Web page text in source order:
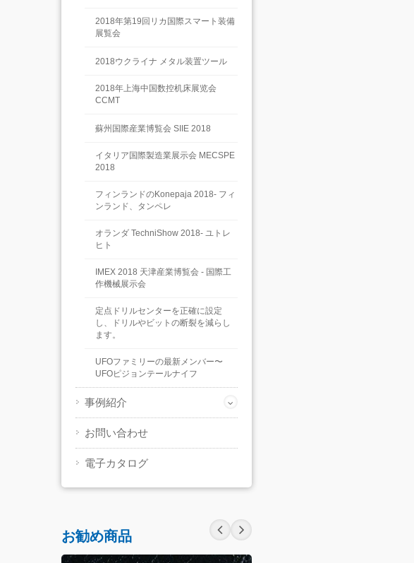
2018年第19回リカ国際スマート装備
展覧会
2018ウクライナ メタル装置ツール
2018年上海中国数控机床展览会
CCMT
蘇州国際産業博覧会 SIIE 2018
イタリア国際製造業展示会 MECSPE
2018
フィンランドのKonepaja 2018- フィ
ンランド、タンペレ
オランダ TechniShow 2018- ユトレ
ヒト
IMEX 2018 天津産業博覧会 - 国際工
作機械展示会
定点ドリルセンターを正確に設定
し、ドリルやビットの断裂を減らし
ます。
UFOファミリーの最新メンバー〜
UFOピジョンテールナイフ
事例紹介
お問い合わせ
電子カタログ
お勧め商品